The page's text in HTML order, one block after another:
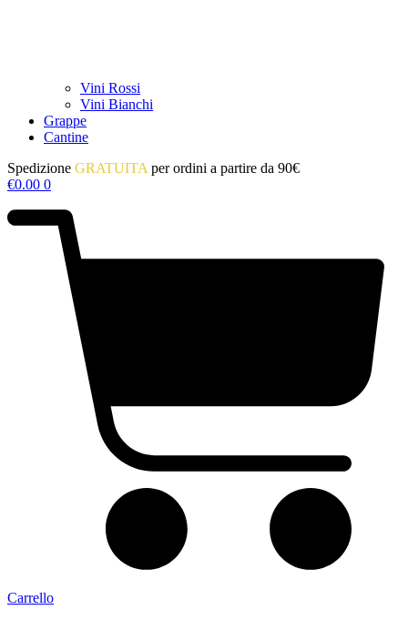
Vini Rossi
Vini Bianchi
Grappe
Cantine
Spedizione GRATUITA per ordini a partire da 90€
€0.00 0
Carrello